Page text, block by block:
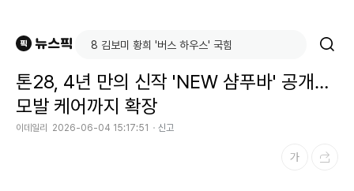
톤28, 4년 만의 신작 'NEW 샴푸바' 공개…
모발 케어까지 확장
이데일리 2026-06-04 15:17:51 신고